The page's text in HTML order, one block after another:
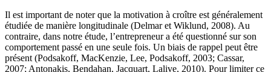
Il est important de noter que la motivation à croître est généralement
étudiée de manière longitudinale (Delmar et Wiklund, 2008). Au
contraire, dans notre étude, l’entrepreneur a été questionné sur son
comportement passé en une seule fois. Un biais de rappel peut être
présent (Podsakoff, MacKenzie, Lee, Podsakoff, 2003; Cassar,
2007; Antonakis, Bendahan, Jacquart, Lalive, 2010). Pour limiter ce